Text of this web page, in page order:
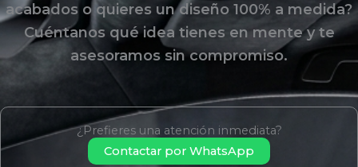
acabados o quieres un diseño 100% a medida?
Cuéntanos qué idea tienes en mente y te
asesoramos sin compromiso.
¿Prefieres una atención inmediata?
Contactar por WhatsApp